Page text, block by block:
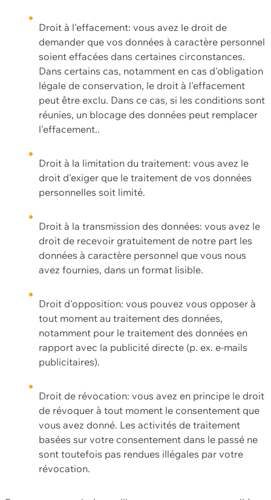
Droit à l'effacement: vous avez le droit de
demander que vos données à caractère personnel
soient effacées dans certaines circonstances.
Dans certains cas, notamment en cas d'obligation
légale de conservation, le droit à l'effacement
peut être exclu. Dans ce cas, si les conditions sont
réunies, un blocage des données peut remplacer
l'effacement..
Droit à la limitation du traitement: vous avez le
droit d'exiger que le traitement de vos données
personnelles soit limité.
Droit à la transmission des données: vous avez le
droit de recevoir gratuitement de notre part les
données à caractère personnel que vous nous
avez fournies, dans un format lisible.
Droit d'opposition: vous pouvez vous opposer à
tout moment au traitement des données,
notamment pour le traitement des données en
rapport avec la publicité directe (p. ex. e-mails
publicitaires).
Droit de révocation: vous avez en principe le droit
de révoquer à tout moment le consentement que
vous avez donné. Les activités de traitement
basées sur votre consentement dans le passé ne
sont toutefois pas rendues illégales par votre
révocation.